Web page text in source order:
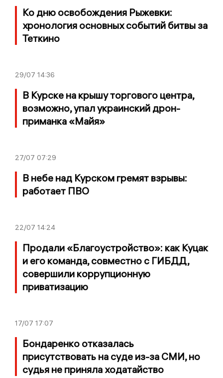
Ко дню освобождения Рыжевки:
хронология основных событий битвы за
Теткино
29/07 14:36
В Курске на крышу торгового центра,
возможно, упал украинский дрон-
приманка «Майя»
27/07 07:29
В небе над Курском гремят взрывы:
работает ПВО
22/07 14:24
Продали «Благоустройство»: как Куцак
и его команда, совместно с ГИБДД,
совершили коррупционную
приватизацию
17/07 17:07
Бондаренко отказалась
присутствовать на суде из-за СМИ, но
судья не приняла ходатайство